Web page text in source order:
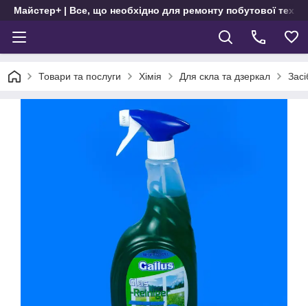
Майстер+ | Все, що необхідно для ремонту побутової
Товари та послуги Хімія Для скла та дзеркал